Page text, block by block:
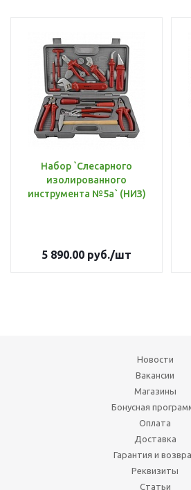
Набор `Слесарного
изолированного
инструмента №5а` (НИЗ)
5 890.00 руб./шт
Новости
Вакансии
Магазины
Бонусная
Оплата
Доставка
Гарантия и
Реквизиты
Статьи